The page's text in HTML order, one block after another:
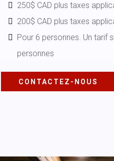
250$ CAD plus taxes
200$ CAD plus taxes
Pour 6 personnes. Un tarif
personnes
CONTACTEZ-NOUS